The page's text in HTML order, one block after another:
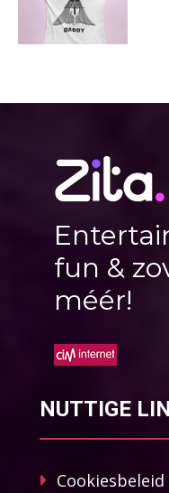
fun &
méér!
NUTTIGE
Cookiesbeleid